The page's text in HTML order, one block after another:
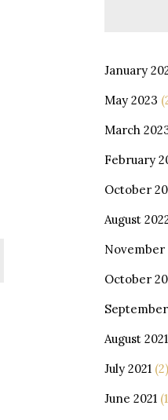
January
May 2023
March
February
October
August
November
October
September
August 2021
July 2021(2)
June 2021